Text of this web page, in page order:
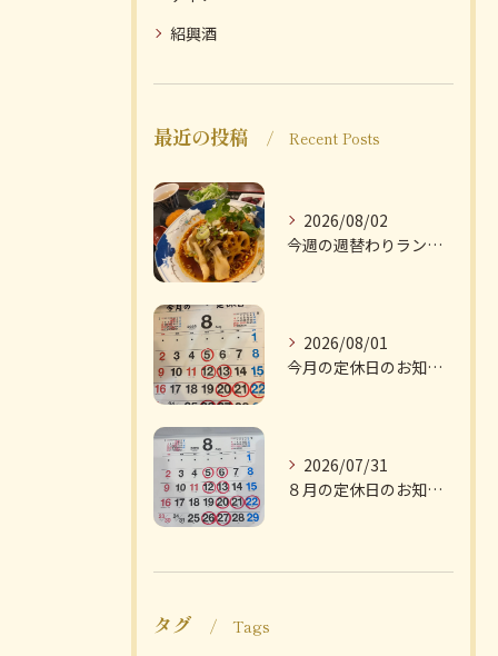
紹興酒
最近の投稿 Recent Posts
2026/08/02
今週の週替わりランチのご紹介です
2026/08/01
今月の定休日のお知らせです
2026/07/31
８月の定休日のお知らせです
タグ Tags